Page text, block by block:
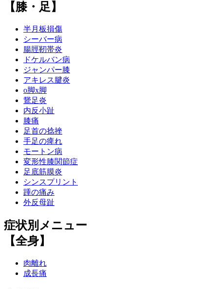
【膝・足】
半月板損傷
シーバー病
腸脛靭帯炎
ドケルバン病
ジャンパー膝
アキレス腱炎
o脚x脚
鵞足炎
内反小趾
膝痛
足首の捻挫
手足の痺れ
モートン病
変形性膝関節症
足底筋膜炎
シンスプリント
踵の痛み
外反母趾
症状別メニュー
【全身】
肉離れ
成長痛